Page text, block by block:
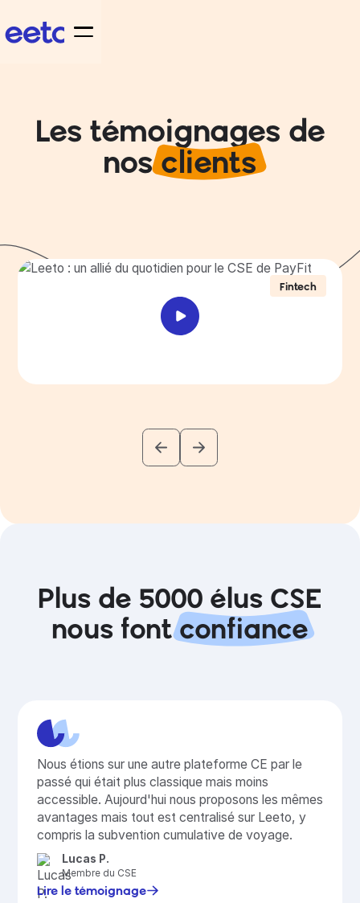
Les témoignages de
nosclients
Fintech
Plus de 5000 élus CSE
nous fontconfiance
Nous étions sur une autre plateforme CE par le
passé qui était plus classique mais moins
accessible. Aujourd'hui nous proposons les mêmes
avantages mais tout est centralisé sur Leeto, y
compris la subvention cumulative de voyage.
Lucas P.
Membre du CSE
Lire le témoignage